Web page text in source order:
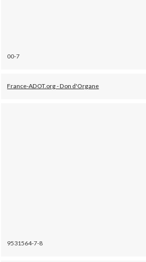
00-7
France-ADOT.org - Don d'Organe
9531564-7-8